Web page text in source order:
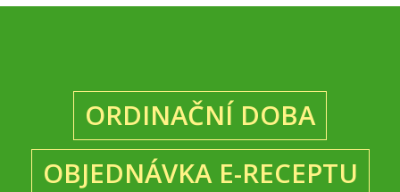
ORDINAČNÍ DOBA
OBJEDNÁVKA E-RECEPTU